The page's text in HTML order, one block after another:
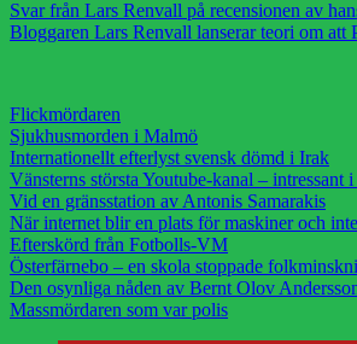
Svar från Lars Renvall på recensionen av
Bloggaren Lars Renvall lanserar teori om att
Flickmördaren
Sjukhusmorden i Malmö
Internationellt efterlyst svensk dömd i Irak
Vänsterns största Youtube-kanal – intressant
Vid en gränsstation av Antonis Samarakis
När internet blir en plats för maskiner och
Efterskörd från Fotbolls-VM
Österfärnebo – en skola stoppade
Den osynliga nåden av Bernt Olov
Massmördaren som var polis